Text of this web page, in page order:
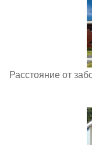
Расстояние от